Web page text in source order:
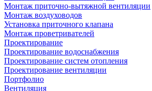
Монтаж приточно-вытяжной вентиляции
Монтаж воздуховодов
Установка приточного клапана
Монтаж проветривателей
Проектирование
Проектирование водоснабжения
Проектирование систем отопления
Проектирование вентиляции
Портфолио
Вентиляция